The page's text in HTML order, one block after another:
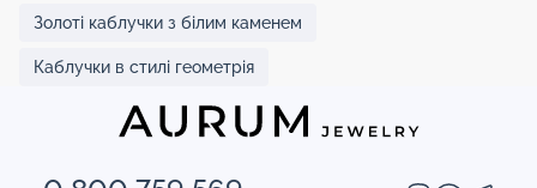
Золоті каблучки з білим каменем
Каблучки в стилі геометрія